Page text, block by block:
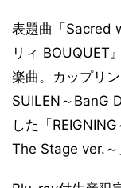
表題曲「Sacred
リィ BOUQUET
楽曲。カップリ
SUILEN～BanG
した「
The Stage ver.～